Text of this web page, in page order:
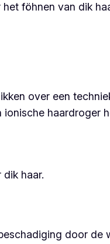
föhnen van dik
over een
haardroger
haar.
door de